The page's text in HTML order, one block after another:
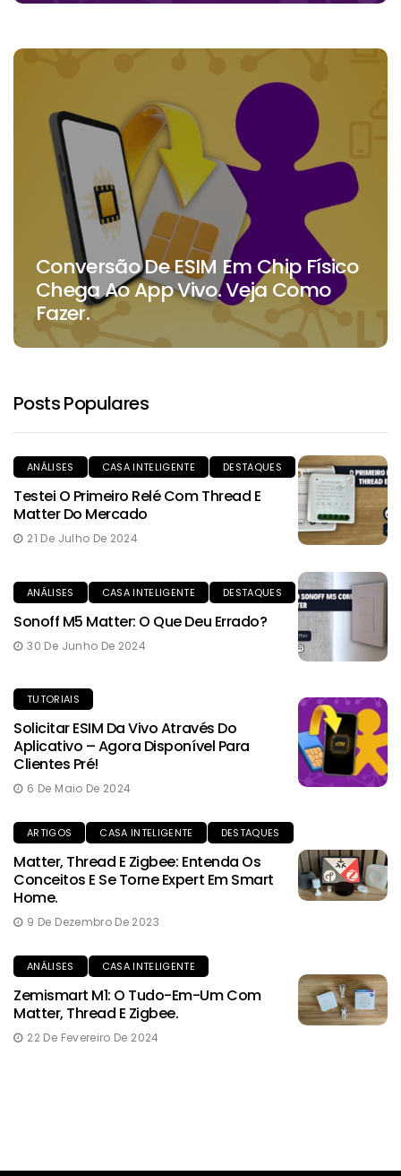
Conversão De ESIM Em Chip Físico
Chega Ao App Vivo. Veja Como
Fazer.
Posts Populares
ANÁLISES CASA INTELIGENTE DESTAQUES
Testei O Primeiro Relé Com Thread E
Matter Do Mercado
21 De Julho De 2024
ANÁLISES CASA INTELIGENTE DESTAQUES
Sonoff M5 Matter: O Que Deu Errado?
30 De Junho De 2024
TUTORIAIS
Solicitar ESIM Da Vivo Através Do
Aplicativo – Agora Disponível Para
Clientes Pré!
6 De Maio De 2024
ARTIGOS CASA INTELIGENTE DESTAQUES
Matter, Thread E Zigbee: Entenda Os
Conceitos E Se Torne Expert Em Smart
Home.
9 De Dezembro De 2023
ANÁLISES CASA INTELIGENTE
Zemismart M1: O Tudo-Em-Um Com
Matter, Thread E Zigbee.
22 De Fevereiro De 2024